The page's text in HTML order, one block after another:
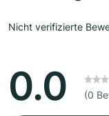
Nicht verifizierte
0.0 (0